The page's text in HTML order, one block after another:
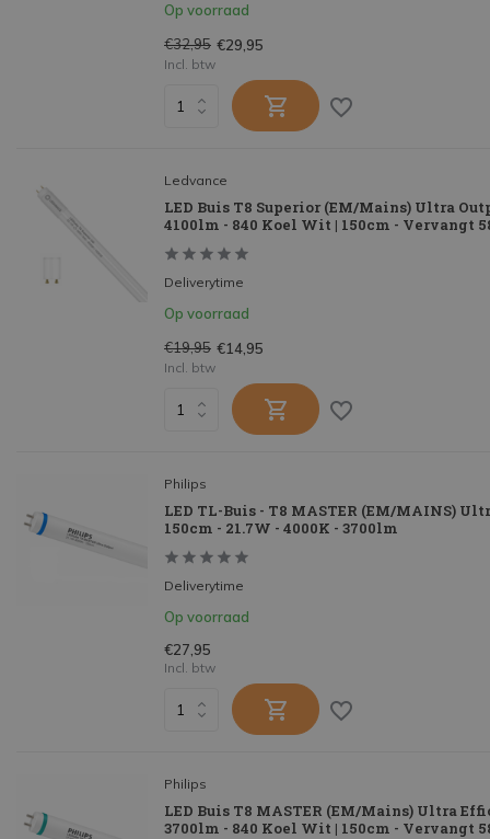
Op voorraad
€32,95 €29,95
Incl. btw
Ledvance
LED Buis T8 Superior (EM/Mains) Ultra
4100lm - 840 Koel Wit | 150cm - Vervangt
Deliverytime
Op voorraad
€19,95 €14,95
Incl. btw
Philips
LED TL-Buis - T8 MASTER (EM/MAINS)
150cm - 21.7W - 4000K - 3700lm
Deliverytime
Op voorraad
€27,95
Incl. btw
Philips
LED Buis T8 MASTER (EM/Mains) Ultra
3700lm - 840 Koel Wit | 150cm - Vervangt